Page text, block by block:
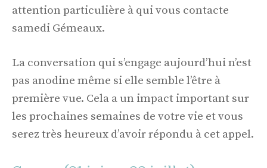
attention particulière à qui vous contacte
samedi Gémeaux.
La conversation qui s’engage aujourd’hui n’est
pas anodine même si elle semble l’être à
première vue. Cela a un impact important sur
les prochaines semaines de votre vie et vous
serez très heureux d’avoir répondu à cet appel.